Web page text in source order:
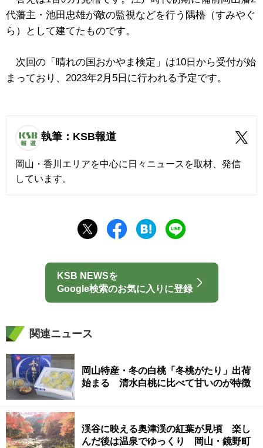
代藩主・池田忠雄が敵の監視などを行う隅櫓（すみやぐ
ら）として建てたものです。
次回の「晴れの国おかやま検定」は10日から受付が始
まっており、2023年2月5日に行われる予定です。
執筆：KSB報道
岡山・香川エリアを中心に日々ニュースを取材、発信
しています。
KSB NEWSを
Google検索のお気に入りに登録
関連ニュース
岡山特産・冬の白桃「冬桃がたり」出荷
始まる 清水白桃に比べて甘いのが特徴
渓谷に映える奥津渓の紅葉が見頃 楽し
んだ後は温泉でゆっくり 岡山・鏡野町